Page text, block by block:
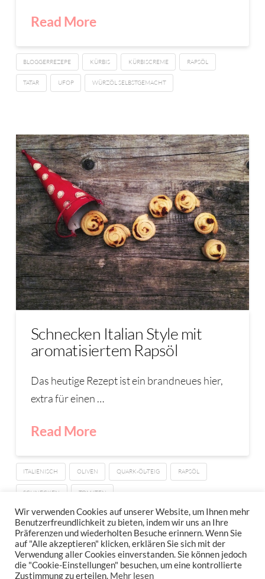
Read More
BLOGGERREZEPE KÜRBIS KÜRBISCREME RAPSÖL
TATAR UFOP WÜRZÖL SELBSTGEMACHT
Schnecken Italian Style mit
aromatisiertem Rapsöl
Das heutige Rezept ist ein brandneues hier,
extra für einen …
Read More
ITALIENISCH OLIVEN QUARK-ÖL-TEIG RAPSÖL
SCHNECKEN TOMATEN
IMPRESSUM
DATENSCHUTZERKLÄRUNG
NEWSLETTER DATENSCHUTZRICHTLINIEN
Wir verwenden Cookies auf unserer Website, um Ihnen mehr
Benutzerfreundlichkeit zu bieten, indem wir uns an Ihre
Präferenzen und wiederholten Besuche erinnern. Wenn Sie
auf "Alle akzeptieren" klicken, erklären Sie sich mit der
Verwendung aller Cookies einverstanden. Sie können jedoch
die "Cookie-Einstellungen" besuchen, um eine kontrollierte
Zustimmung zu erteilen. Mehr lesen